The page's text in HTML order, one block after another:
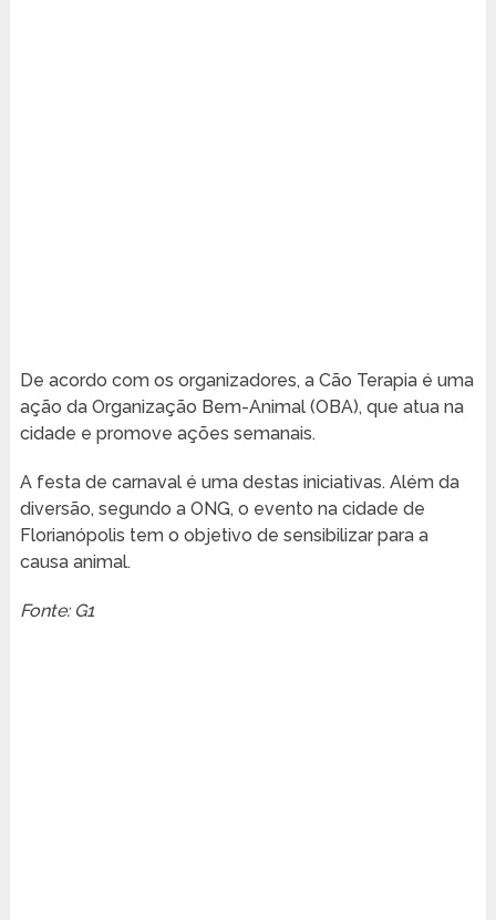
De acordo com os organizadores, a Cão Terapia é uma
ação da Organização Bem-Animal (OBA), que atua na
cidade e promove ações semanais.
A festa de carnaval é uma destas iniciativas. Além da
diversão, segundo a ONG, o evento na cidade de
Florianópolis tem o objetivo de sensibilizar para a
causa animal.
Fonte: G1